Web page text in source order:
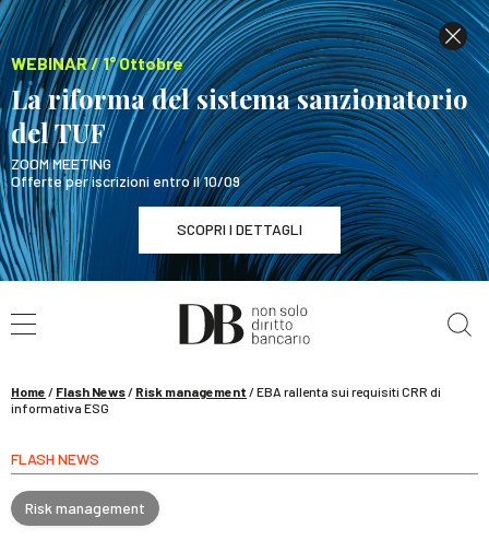
WEBINAR / 1° Ottobre
La riforma del sistema sanzionatorio
del TUF
ZOOM MEETING
Offerte per iscrizioni entro il 10/09
SCOPRI I DETTAGLI
WEBINAR / 1° Ottobre
La riforma del sistema sanzionatorio del TUF
Home / Flash News/ Risk management /EBA rallenta sui requisiti CRR di
informativa ESG
FLASH NEWS
Risk management